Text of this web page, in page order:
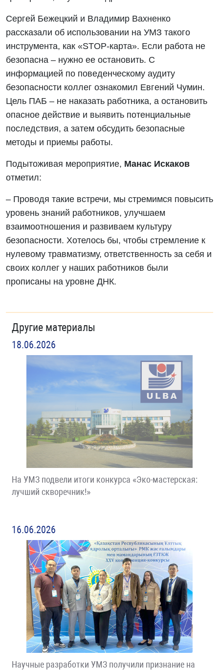
Сергей Бежецкий и Владимир Вахненко
рассказали об использовании на УМЗ такого
инструмента, как «STOP-карта». Если работа не
безопасна – нужно ее остановить. С
информацией по поведенческому аудиту
безопасности коллег ознакомил Евгений Чумин.
Цель ПАБ – не наказать работника, а остановить
опасное действие и выявить потенциальные
последствия, а затем обсудить безопасные
методы и приемы работы.
Подытоживая мероприятие, Манас Искаков
отметил:
– Проводя такие встречи, мы стремимся повысить
уровень знаний работников, улучшаем
взаимоотношения и развиваем культуру
безопасности. Хотелось бы, чтобы стремление к
нулевому травматизму, ответственность за себя и
своих коллег у наших работников были
прописаны на уровне ДНК.
Другие материалы
18.06.2026
На УМЗ подвели итоги конкурса «Эко-мастерская:
лучший скворечник!»
16.06.2026
Научные разработки УМЗ получили признание на